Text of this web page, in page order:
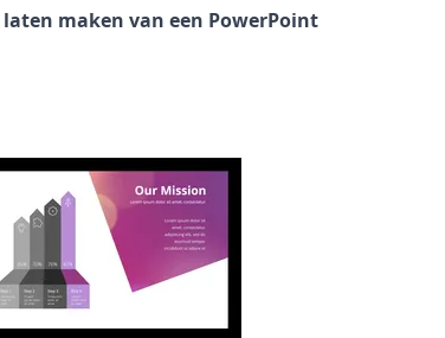
laten maken van een PowerPoint